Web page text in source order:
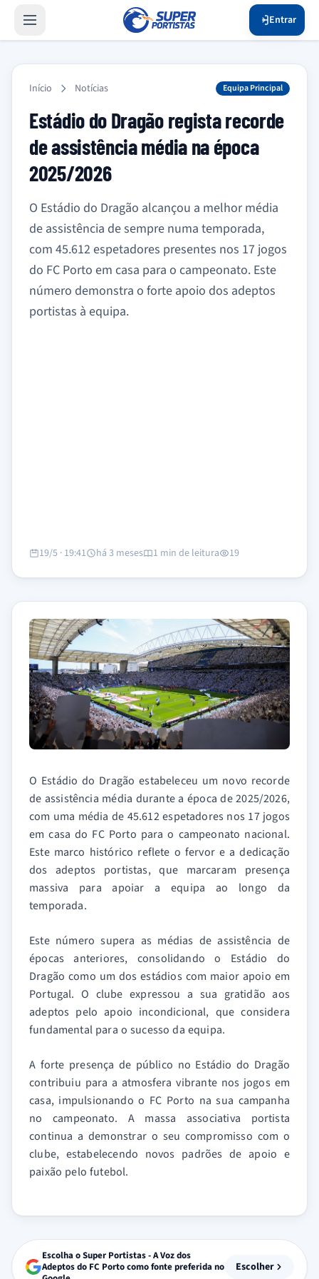
Entrar
Início Notícias Equipa Principal
Estádio do Dragão regista recorde
de assistência média na época
2025/2026
O Estádio do Dragão alcançou a melhor média
de assistência de sempre numa temporada,
com 45.612 espetadores presentes nos 17 jogos
do FC Porto em casa para o campeonato. Este
número demonstra o forte apoio dos adeptos
portistas à equipa.
19/5 · 19:41 há 3 meses 1 min de leitura 19
O Estádio do Dragão estabeleceu um novo recorde
de assistência média durante a época de 2025/2026,
com uma média de 45.612 espetadores nos 17 jogos
em casa do FC Porto para o campeonato nacional.
Este marco histórico reflete o fervor e a dedicação
dos adeptos portistas, que marcaram presença
massiva para apoiar a equipa ao longo da
temporada.
Este número supera as médias de assistência de
épocas anteriores, consolidando o Estádio do
Dragão como um dos estádios com maior apoio em
Portugal. O clube expressou a sua gratidão aos
adeptos pelo apoio incondicional, que considera
fundamental para o sucesso da equipa.
A forte presença de público no Estádio do Dragão
contribuiu para a atmosfera vibrante nos jogos em
casa, impulsionando o FC Porto na sua campanha
no campeonato. A massa associativa portista
continua a demonstrar o seu compromisso com o
clube, estabelecendo novos padrões de apoio e
paixão pelo futebol.
Escolha o Super Portistas - A Voz dos
Adeptos do FC Porto como fonte preferida no
Escolher